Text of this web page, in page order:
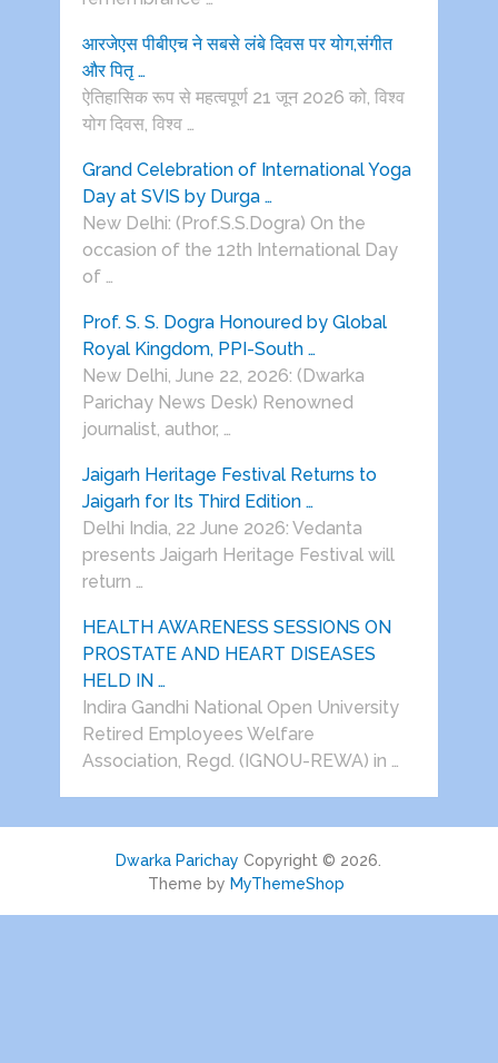
आरजेएस पीबीएच ने सबसे लंबे दिवस पर योग,संगीत
और पितृ …
ऐतिहासिक रूप से महत्वपूर्ण 21 जून 2026 को, विश्व
योग दिवस, विश्व …
Grand Celebration of International Yoga
Day at SVIS by Durga …
New Delhi: (Prof.S.S.Dogra) On the
occasion of the 12th International Day
of …
Prof. S. S. Dogra Honoured by Global
Royal Kingdom, PPI-South …
New Delhi, June 22, 2026: (Dwarka
Parichay News Desk) Renowned
journalist, author, …
Jaigarh Heritage Festival Returns to
Jaigarh for Its Third Edition …
Delhi India, 22 June 2026: Vedanta
presents Jaigarh Heritage Festival will
return …
HEALTH AWARENESS SESSIONS ON
PROSTATE AND HEART DISEASES
HELD IN …
Indira Gandhi National Open University
Retired Employees Welfare
Association, Regd. (IGNOU-REWA) in …
Dwarka Parichay Copyright © 2026.
Theme by MyThemeShop